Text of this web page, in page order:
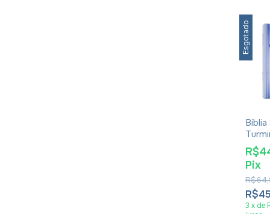
Esgotado
Bíblia
Capa
Pix
3 x de